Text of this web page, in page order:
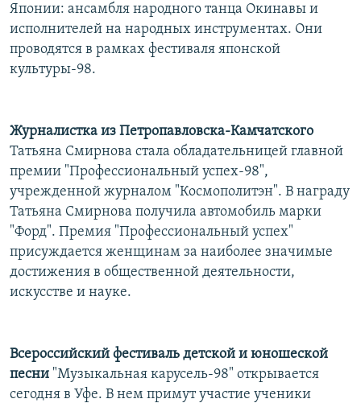
Японии: ансамбля народного танца Окинавы и
исполнителей на народных инструментах. Они
проводятся в рамках фестиваля японской
культуры-98.
Журналистка из Петропавловска-Камчатского
Татьяна Смирнова стала обладательницей главной
премии "Профессиональный успех-98",
учрежденной журналом "Космополитэн". В награду
Татьяна Смирнова получила автомобиль марки
"Форд". Премия "Профессиональный успех"
присуждается женщинам за наиболее значимые
достижения в общественной деятельности,
искусстве и науке.
Всероссийский фестиваль детской и юношеской
песни "Музыкальная карусель-98" открывается
сегодня в Уфе. В нем примут участие ученики